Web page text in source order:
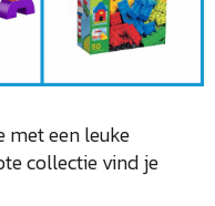
met een leuke
collectie vind je